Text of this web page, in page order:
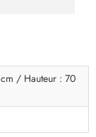
/ Hauteur : 70